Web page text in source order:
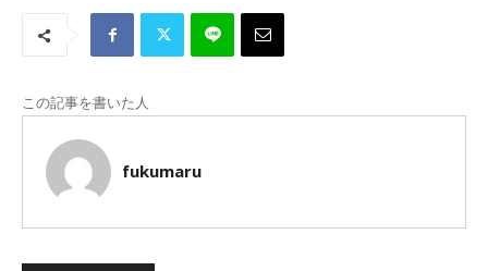
この記事を書いた人
fukumaru